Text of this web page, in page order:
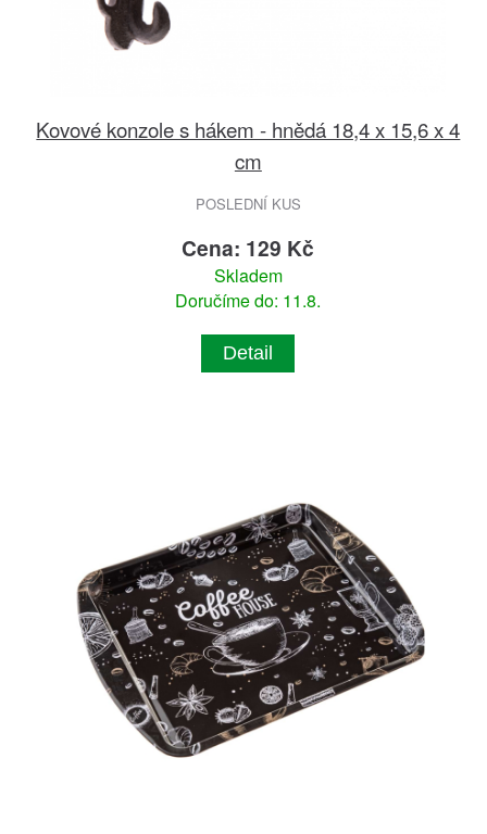
Kovové konzole s hákem - hnědá 18,4 x 15,6 x 4
cm
POSLEDNÍ KUS
Cena: 129 Kč
Skladem
Doručíme do: 11.8.
Detail